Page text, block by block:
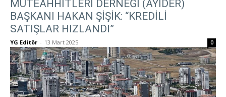
MÜTEAHHİTLERİ DERNEĞİ (AYİDER)
BAŞKANI HAKAN ŞİŞİK: “KREDİLİ
SATIŞLAR HIZLANDI”
YG Editör - 13 Mart 2025 0